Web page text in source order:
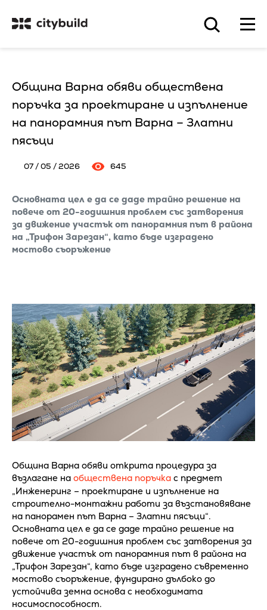
Община Варна обяви обществена
поръчка за проектиране и изпълнение
на панорамния път Варна – Златни
пясъци
07 / 05 / 2026 645
Основната цел е да се даде трайно решение на
повече от 20-годишния проблем със затворения
за движение участък от панорамния път в района
на „Трифон Зарезан“, като бъде изградено
мостово съоръжение
Община Варна обяви открита процедура за
възлагане на обществена поръчка с предмет
„Инженеринг – проектиране и изпълнение на
строително-монтажни работи за възстановяване
на панорамен път Варна – Златни пясъци“.
Основната цел е да се даде трайно решение на
повече от 20-годишния проблем със затворения за
движение участък от панорамния път в района на
„Трифон Зарезан“, като бъде изградено съвременно
мостово съоръжение, фундирано дълбоко до
устойчива земна основа с необходимата
носимоспособност.